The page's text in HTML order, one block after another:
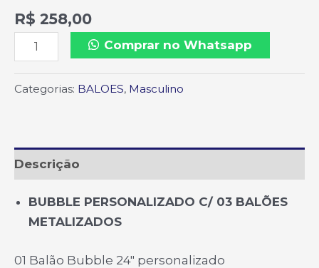
R$ 258,00
Comprar no Whatsapp
Categorias: BALOES, Masculino
Descrição
BUBBLE PERSONALIZADO C/ 03 BALÕES
METALIZADOS
01 Balão Bubble 24″ personalizado